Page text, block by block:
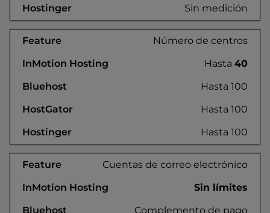
Sin medición
Número de centros
Hasta 40
Hasta 100
Hasta 100
Hasta 100
Cuentas de correo electrónico
Sin límites
Complemento de pago